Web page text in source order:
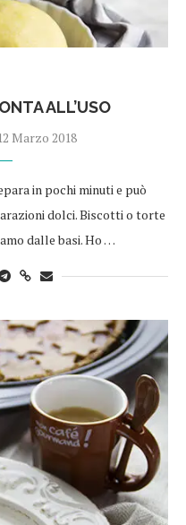
ALL’USO
Marzo 2018
in pochi minuti e può
dolci. Biscotti o torte
dalle basi. Ho …